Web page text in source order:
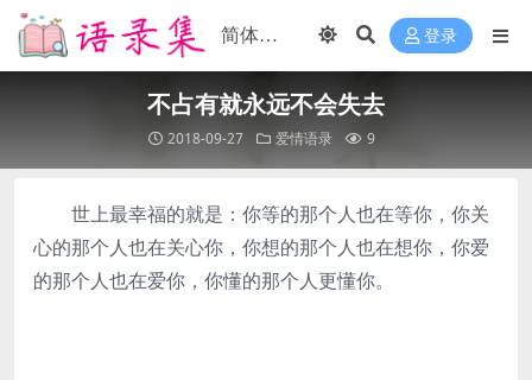
登录
不占有就永远不会失去
2018-09-27 爱情语录 9
世上最幸福的就是：你等的那个人也在等你，你关
心的那个人也在关心你，你想的那个人也在想你，你爱
的那个人也在爱你，你懂的那个人更懂你。